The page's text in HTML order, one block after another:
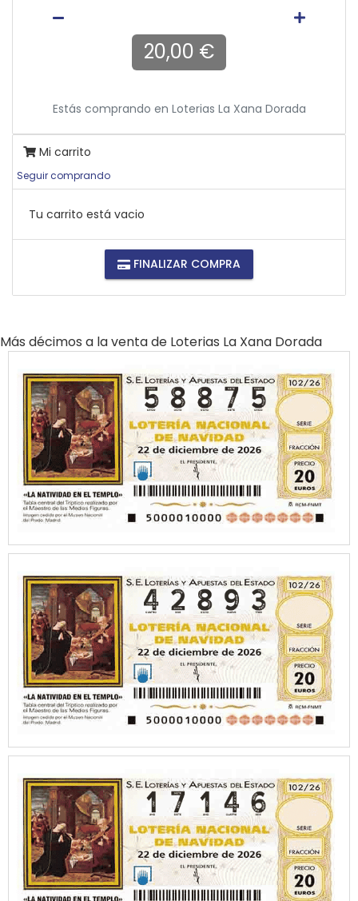
20,00 €
Estás comprando en Loterias La Xana Dorada
Mi carrito
Seguir comprando
Tu carrito está vacio
FINALIZAR COMPRA
Más décimos a la venta de Loterias La Xana Dorada